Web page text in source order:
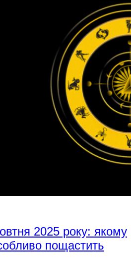
2025 року: якому
пощастить